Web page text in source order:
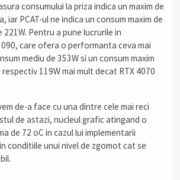
consumului la priza indica un maxim de
iar PCAT-ul ne indica un consum maxim de
221W. Pentru a pune lucrurile in
care ofera o performanta ceva mai
mediu de 353W si un consum maxim
respectiv 119W mai mult decat RTX 4070
de-a face cu una dintre cele mai reci
de astazi, nucleul grafic atingand o
de 72 oC in cazul lui implementarii
conditiile unui nivel de zgomot cat se